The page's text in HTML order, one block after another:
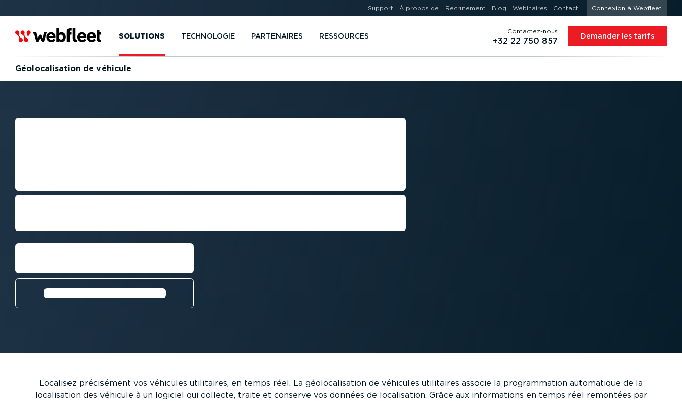
Support À propos de Recrutement Blog Webinaires Contact Connexion à Webfleet
SOLUTIONS TECHNOLOGIE PARTENAIRES RESSOURCES
Contac­tez-nous
+32 22 750 857 Demander les tarifs
Géolo­ca­li­sation de véhicule
SOLUTIONS DE GÉOLO­CA­LI­
Demandez un essai gratuit⁠
Localisez précisément vos véhicules utilitaires, en temps réel. La géolo­ca­li­sation de véhicules utilitaires associe la program­mation automatique de la
locali­sation des véhicule à un logiciel qui collecte, traite et conserve vos données de locali­sation. Grâce aux infor­ma­tions en temps réel remontées par